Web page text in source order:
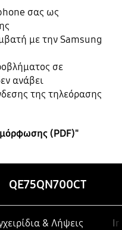
σας ως
με την Samsung
σε
ανάβει
της τηλεόρασης
(PDF)"
QE75QN700CT
& Λήψεις